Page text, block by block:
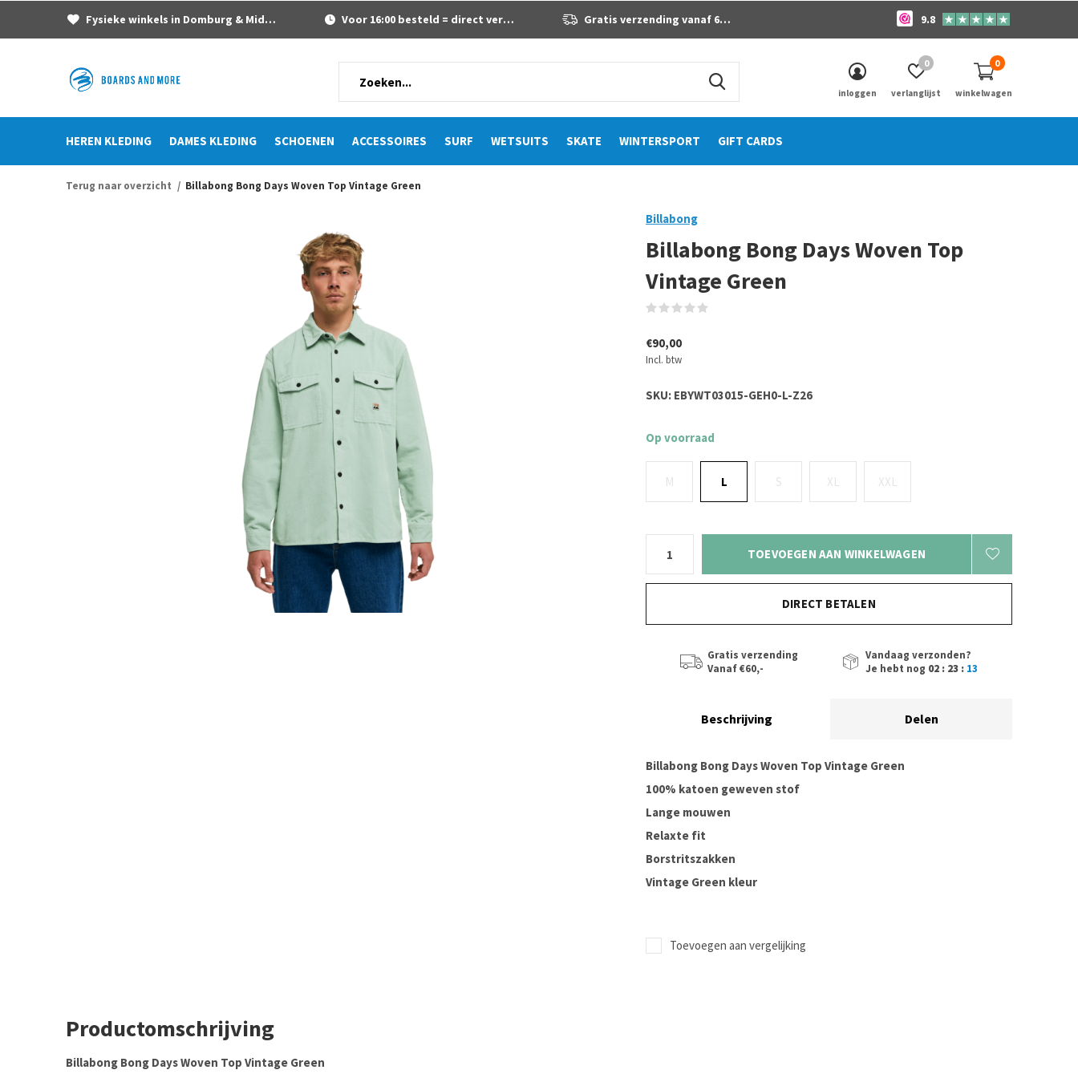
HEREN KLEDING DAMES KLEDING SCHOENEN ACCESSOIRES SURF WETSUITS SKATE WINTERSPORT GIFT CARDS
inloggen verlanglijst
0
winkelwagen
0
Fysieke winkels in Domburg & Middelburg Voor 16:00 besteld = direct verzonden Gratis verzending vanaf 60 euro 9.8
Terug naar overzicht Billabong Bong Days Woven Top Vintage Green
Billabong
Billabong Bong Days Woven Top
Vintage Green
€90,00
Incl. btw
SKU: EBYWT03015-GEH0-L-Z26
Op voorraad
M L S XL XXL
TOEVOEGEN AAN WINKELWAGEN
DIRECT BETALEN
Gratis verzending
Vanaf €60,-
Vandaag verzonden?
Je hebt nog 02 : 23 : 12
Beschrijving Delen
Billabong Bong Days Woven Top Vintage Green
100% katoen geweven stof
Lange mouwen
Relaxte fit
Borstritszakken
Vintage Green kleur
Toevoegen aan vergelijking
Productomschrijving
Billabong Bong Days Woven Top Vintage Green